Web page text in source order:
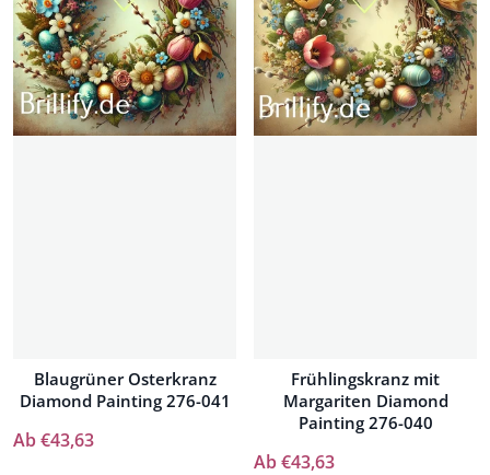
Blaugrüner Osterkranz
Diamond Painting 276-041
Ab €43,63
Frühlingskranz mit
Margariten Diamond
Painting 276-040
Ab €43,63